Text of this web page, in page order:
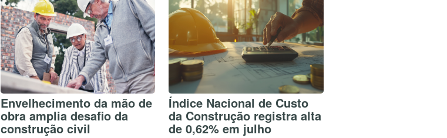
Envelhecimento da mão de
obra amplia desafio da
construção civil
Índice Nacional de Custo
da Construção registra alta
de 0,62% em julho